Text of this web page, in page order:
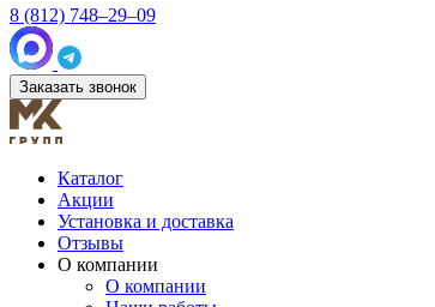
8 (812) 748–29–09
Заказать звонок
Каталог
Акции
Установка и доставка
Отзывы
О компании
О компании